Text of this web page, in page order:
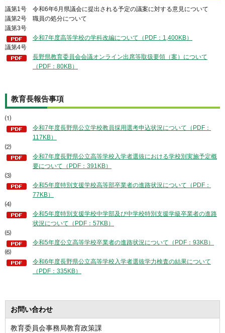
議第1号 令和6年6月県議会に提出される予定の議案に対する意見について
議第2号 職員の処分について
議第3号
令和7年度高等学校の学科改編について（PDF：1,400KB）
議第4号
長野県教育委員会会議オンライン出席等取扱要領（案）について
（PDF：80KB）
教育長報告事項
⑴
令和7年度長野県公立学校教員採用選考申込状況について（PDF：
117KB）
⑵
令和7年度長野県公立高等学校入学者選抜における学校別実施予定概
要について（PDF：391KB）
⑶
令和5年度特別支援学校高等部卒業者の進路状況について（PDF：
77KB）
⑷
令和5年度特別支援学校中学部及び中学校特別支援学級卒業者の進路
状況について（PDF：57KB）
⑸
令和5年度公立高等学校卒業者の進路状況について（PDF：93KB）
⑹
令和6年度長野県公立高等学校入学者選抜学力検査の結果について
（PDF：335KB）
お問い合わせ
教育委員会事務局教育政策課